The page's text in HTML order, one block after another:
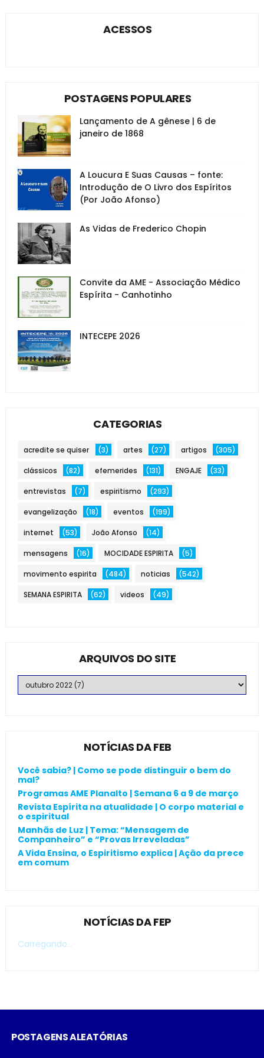
ACESSOS
POSTAGENS POPULARES
Lançamento de A gênese | 6 de
janeiro de 1868
A Loucura E Suas Causas – fonte:
Introdução de O Livro dos Espíritos
(Por João Afonso)
As Vidas de Frederico Chopin
Convite da AME - Associação Médico
Espírita - Canhotinho
INTECEPE 2026
CATEGORIAS
acredite se quiser (3) artes (27) artigos (305)
clássicos (82) efemerides (131) ENGAJE (33)
entrevistas (7) espiritismo (293)
evangelização (18) eventos (199)
internet (53) João Afonso (14)
mensagens (16) MOCIDADE ESPIRITA (5)
movimento espirita (484) noticias (542)
SEMANA ESPIRITA (62) videos (49)
ARQUIVOS DO SITE
NOTÍCIAS DA FEB
Você sabia? | Como se pode distinguir o bem do
mal?
Programas AME Planalto | Semana 6 a 9 de março
Revista Espírita na atualidade | O corpo material e
o espiritual
Manhãs de Luz | Tema: “Mensagem de
Companheiro” e “Provas Irreveladas”
A Vida Ensina, o Espiritismo explica | Ação da prece
em comum
NOTÍCIAS DA FEP
Carregando...
POSTAGENS ALEATÓRIAS